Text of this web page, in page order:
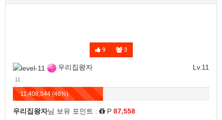
9 3
Lv.11
우리집왕자
11
11,408,544 (46%)
우리집왕자님 보유 포인트 : P 87,558